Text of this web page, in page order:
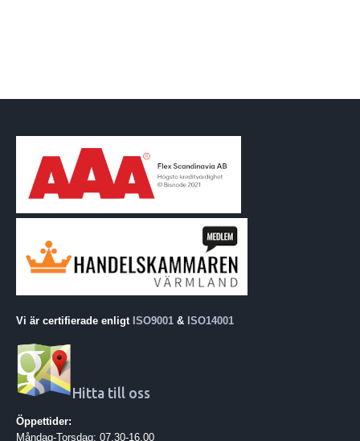
Vi är certifierade enligt ISO9001 & ISO14001
Hitta till oss
Öppettider:
Måndag-Torsdag: 07.30-16.00